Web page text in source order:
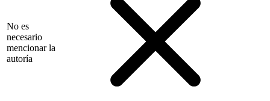
No es
necesario
mencionar la
autoría